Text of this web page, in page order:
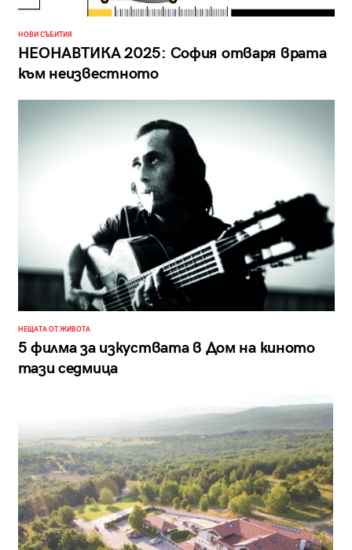
НОВИ СЪБИТИЯ
НЕОНАВТИКА 2025: София отваря врата
към неизвестното
НЕЩАТА ОТ ЖИВОТА
5 филма за изкуствата в Дом на киното
тази седмица